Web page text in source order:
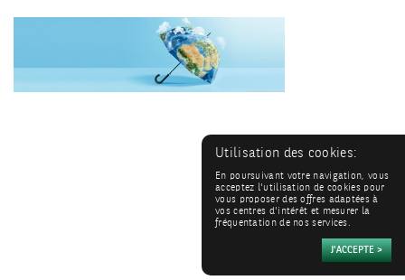
Utilisation des cookies:
En poursuivant votre navigation, vous
acceptez l'utilisation de cookies pour
vous proposer des offres adaptées à
vos centres d'intérêt et mesurer la
fréquentation de nos services.